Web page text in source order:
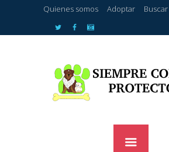
Quienes somos Adoptar Buscar